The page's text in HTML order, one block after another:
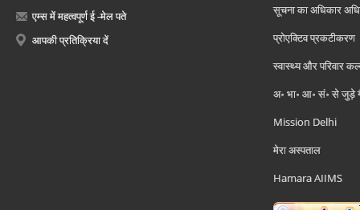
एम्स में महत्वपूर्ण ई -मेल पते
आपकी प्रतिक्रिया दें
सूचना का अधिकार
प्रोएक्टिव प्रकटीकरण
स्वास्थ्य और परिवार
अ॰ भा॰ आ॰ सं॰ से जुड़े
Mission Delhi
मेरा अस्पताल
Hamara AIIMS